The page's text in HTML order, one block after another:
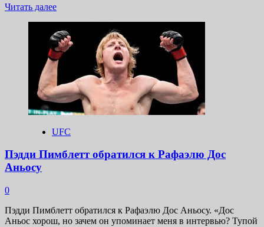
Читать далееПрочитать
Белал
Мухаммад
объяснил,
чем
похож
на
Хабиба
Нурмагомедова
UFC
Пэдди Пимблетт обратился к Рафаэлю Дос
Аньосу
0
Пэдди Пимблетт обратился к Рафаэлю Дос Аньосу. «Дос
Аньос хорош, но зачем он упоминает меня в интервью? Тупой